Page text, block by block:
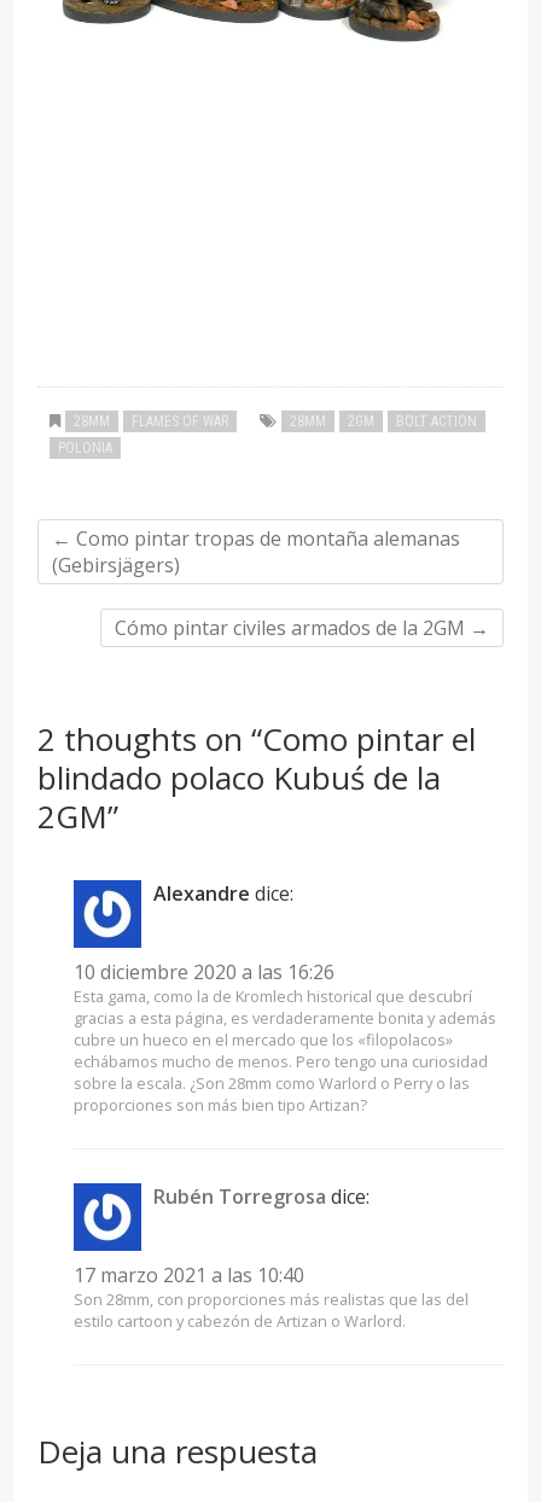
28MM FLAMES OF WAR 28MM 2GM
BOLT ACTION
POLONIA
← Como pintar tropas de montaña alemanas
(Gebirsjägers)
Cómo pintar civiles armados de la 2GM →
2 thoughts on “Como pintar el
blindado polaco Kubuś de la
2GM”
Alexandre dice:
10 diciembre 2020 a las 16:26
Esta gama, como la de Kromlech historical que descubrí
gracias a esta página, es verdaderamente bonita y además
cubre un hueco en el mercado que los «filopolacos»
echábamos mucho de menos. Pero tengo una curiosidad
sobre la escala. ¿Son 28mm como Warlord o Perry o las
proporciones son más bien tipo Artizan?
Rubén Torregrosa dice:
17 marzo 2021 a las 10:40
Son 28mm, con proporciones más realistas que las del
estilo cartoon y cabezón de Artizan o Warlord.
Deja una respuesta